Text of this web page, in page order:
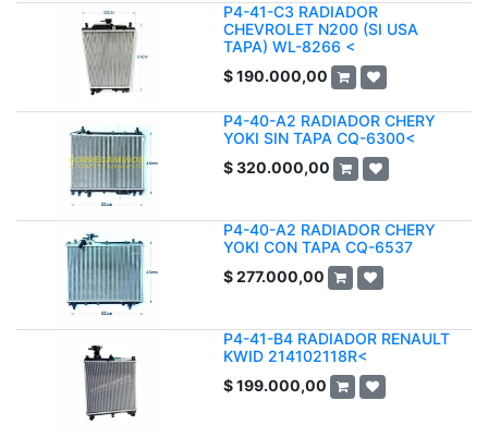
P4-41-C3 RADIADOR
CHEVROLET N200 (SI USA
TAPA) WL-8266 <
$190.000,00
P4-40-A2 RADIADOR CHERY
YOKI SIN TAPA CQ-6300<
$320.000,00
P4-40-A2 RADIADOR CHERY
YOKI CON TAPA CQ-6537
$277.000,00
P4-41-B4 RADIADOR RENAULT
KWID 214102118R<
$199.000,00